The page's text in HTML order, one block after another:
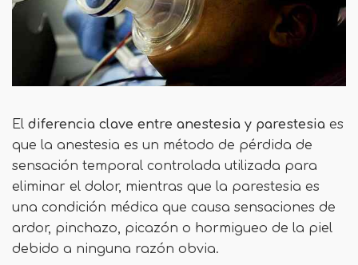
El diferencia clave entre anestesia y parestesia es
que la anestesia es un método de pérdida de
sensación temporal controlada utilizada para
eliminar el dolor, mientras que la parestesia es
una condición médica que causa sensaciones de
ardor, pinchazo, picazón o hormigueo de la piel
debido a ninguna razón obvia.